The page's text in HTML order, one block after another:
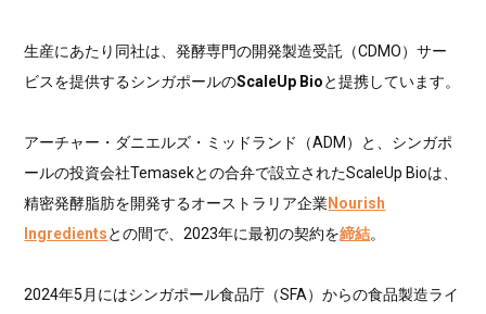
生産にあたり同社は、発酵専門の開発製造受託（CDMO）サー
ビスを提供するシンガポールのScaleUp Bioと提携しています。
アーチャー・ダニエルズ・ミッドランド（ADM）と、シンガポ
ールの投資会社Temasekとの合弁で設立されたScaleUp Bioは、
精密発酵脂肪を開発するオーストラリア企業Nourish
Ingredientsとの間で、2023年に最初の契約を締結。
2024年5月にはシンガポール食品庁（SFA）からの食品製造ライ